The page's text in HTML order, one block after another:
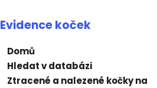
Evidence koček
Domů
Hledat v databázi
Ztracené a nalezené kočky na